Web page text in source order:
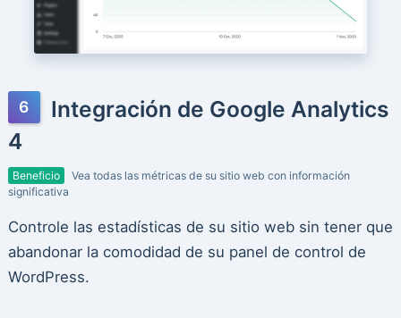
Integración de Google Analytics
4
Beneficio
Vea todas las métricas de su sitio web con información
significativa
Controle las estadísticas de su sitio web sin tener que
abandonar la comodidad de su panel de control de
WordPress.